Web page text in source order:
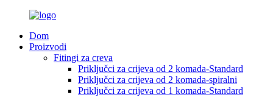
Dom
Proizvodi
Fitingi za creva
Priključci za crijeva od 2 komada-Standard
Priključci za crijeva od 2 komada-spiralni
Priključci za crijeva od 1 komada-Standard